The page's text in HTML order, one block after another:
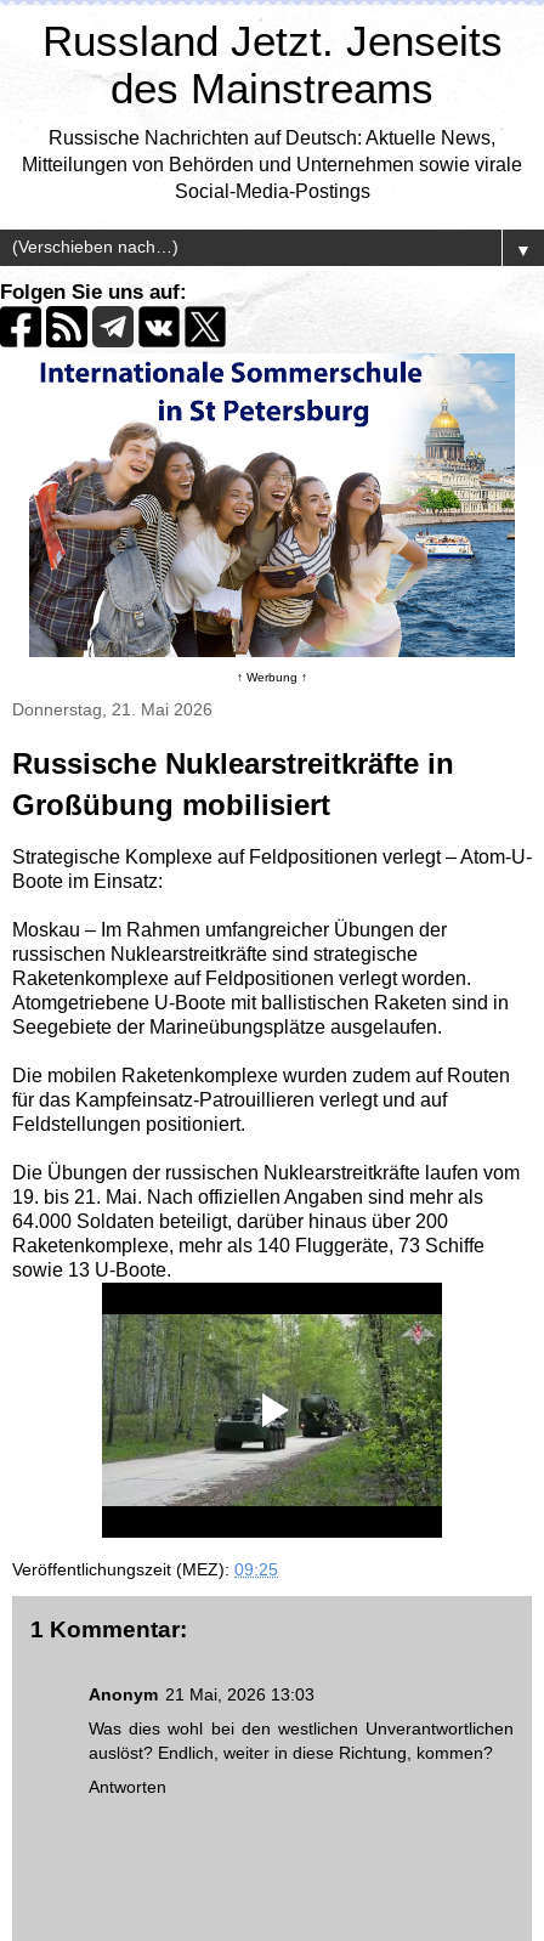
Russland Jetzt. Jenseits
des Mainstreams
Russische Nachrichten auf Deutsch: Aktuelle News,
Mitteilungen von Behörden und Unternehmen sowie virale
Social-Media-Postings
▼
Folgen Sie uns auf:
↑ Werbung ↑
Donnerstag, 21. Mai 2026
Russische Nuklearstreitkräfte in
Großübung mobilisiert
Strategische Komplexe auf Feldpositionen verlegt – Atom-U-
Boote im Einsatz:
Moskau – Im Rahmen umfangreicher Übungen der
russischen Nuklearstreitkräfte sind strategische
Raketenkomplexe auf Feldpositionen verlegt worden.
Atomgetriebene U-Boote mit ballistischen Raketen sind in
Seegebiete der Marineübungsplätze ausgelaufen.
Die mobilen Raketenkomplexe wurden zudem auf Routen
für das Kampfeinsatz-Patrouillieren verlegt und auf
Feldstellungen positioniert.
Die Übungen der russischen Nuklearstreitkräfte laufen vom
19. bis 21. Mai. Nach offiziellen Angaben sind mehr als
64.000 Soldaten beteiligt, darüber hinaus über 200
Raketenkomplexe, mehr als 140 Fluggeräte, 73 Schiffe
sowie 13 U-Boote.
Veröffentlichungszeit (MEZ): 09:25
1 Kommentar:
Anonym 21 Mai, 2026 13:03
Was dies wohl bei den westlichen Unverantwortlichen
auslöst? Endlich, weiter in diese Richtung, kommen?
Antworten